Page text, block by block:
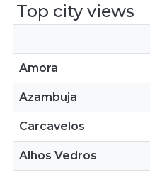
Top city views
Amora
Azambuja
Carcavelos
Alhos Vedros